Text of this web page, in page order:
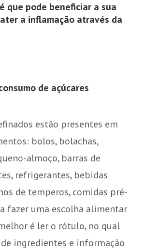
que pode beneficiar a sua
a inflamação através da
de açúcares
estão presentes em
bolos, bolachas,
almoço, barras de
refrigerantes, bebidas
de temperos, comidas pré-
fazer uma escolha alimentar
é ler o rótulo, no qual
ingredientes e informação